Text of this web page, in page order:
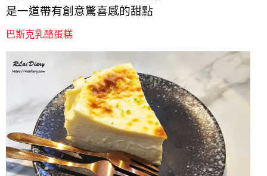
是一道帶有創意驚喜感的甜點
巴斯克乳酪蛋糕